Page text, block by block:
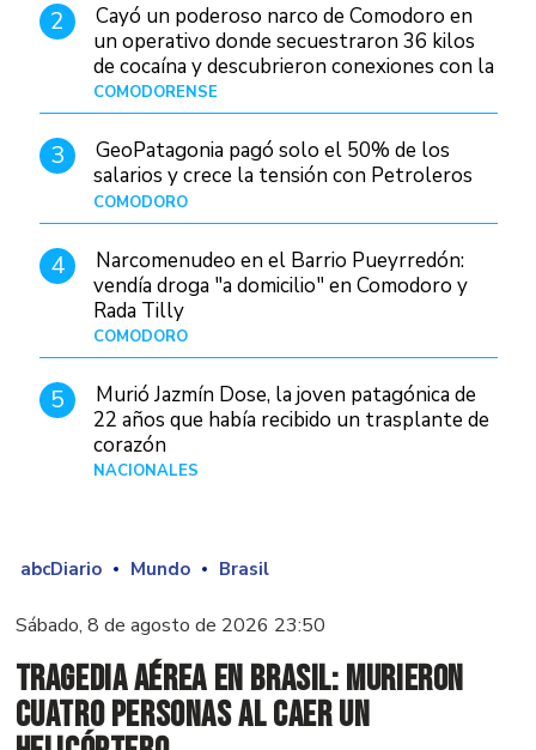
2
Cayó un poderoso narco de Comodoro en
un operativo donde secuestraron 36 kilos
de cocaína y descubrieron conexiones con la
Patagonia
COMODORENSE
3
GeoPatagonia pagó solo el 50% de los
salarios y crece la tensión con Petroleros
COMODORO
4
Narcomenudeo en el Barrio Pueyrredón:
vendía droga "a domicilio" en Comodoro y
Rada Tilly
COMODORO
5
Murió Jazmín Dose, la joven patagónica de
22 años que había recibido un trasplante de
corazón
NACIONALES
abcDiario Mundo Brasil
Sábado, 8 de agosto de 2026 23:50
Tragedia aérea en Brasil: murieron
cuatro personas al caer un